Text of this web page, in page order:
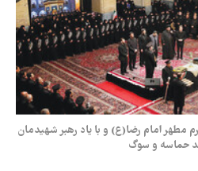
مطهر امام رضا(ع) و با یاد رهبر شهیدمان
حماسه و سوگ